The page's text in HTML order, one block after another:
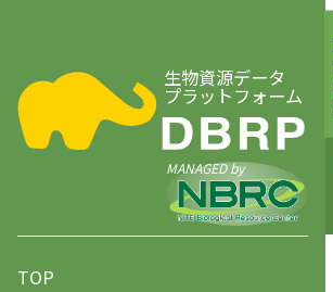
生物資源データ
プラットフォーム
MANAGED by
TOP